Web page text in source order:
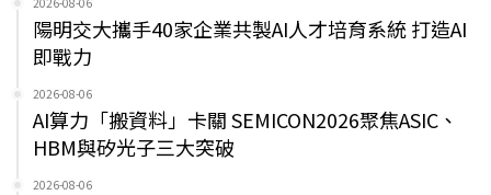
陽明交大攜手40家企業共製AI人才培育系統 打造AI
即戰力
2026-08-06
AI算力「搬資料」卡關 SEMICON2026聚焦ASIC、
HBM與矽光子三大突破
2026-08-06